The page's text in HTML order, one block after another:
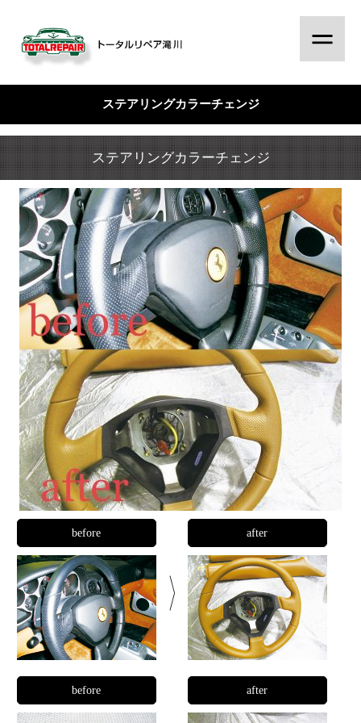
ステアリングカラーチェンジ
ステアリングカラーチェンジ
before after
before after